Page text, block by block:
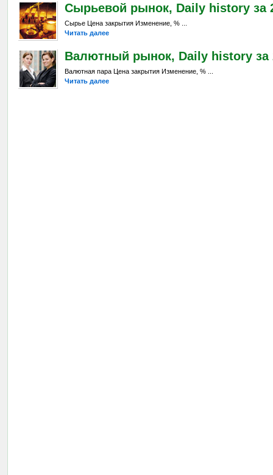
Сырьевой рынок, Daily history за
Сырье Цена закрытия Изменение, % ...
Читать далее
Валютный рынок, Daily history за
Валютная пара Цена закрытия Изменение, % ...
Читать далее